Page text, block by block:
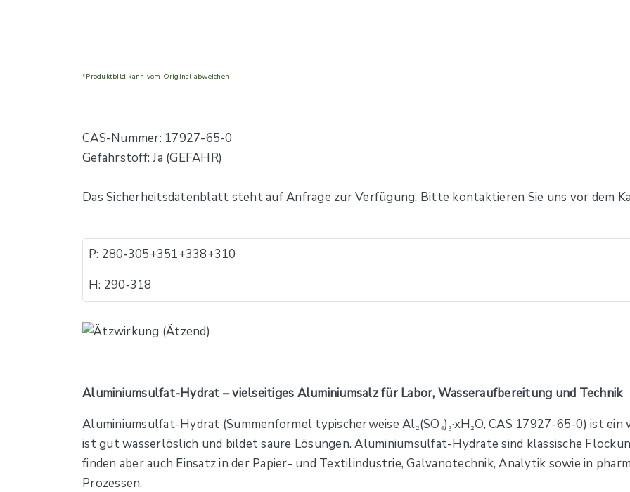
*Produktbild kann vom Original abweichen
CAS-Nummer: 17927-65-0
Gefahrstoff: Ja (GEFAHR)
Das Sicherheitsdatenblatt steht auf Anfrage zur Verfügung. Bitte kontaktieren Sie uns vor dem
P: 280​‐​305+351+338+310
H: 290​‐​318
Aluminiumsulfat-Hydrat – vielseitiges Aluminiumsalz für Labor, Wasseraufbereitung und Technik
Aluminiumsulfat-Hydrat (Summenformel typischerweise Al₂(SO₄)₃·xH₂O, CAS 17927-65-0) ist
ist gut wasserlöslich und bildet saure Lösungen. Aluminiumsulfat-Hydrate sind klassische
finden aber auch Einsatz in der Papier- und Textilindustrie, Galvanotechnik, Analytik sowie in
Prozessen.